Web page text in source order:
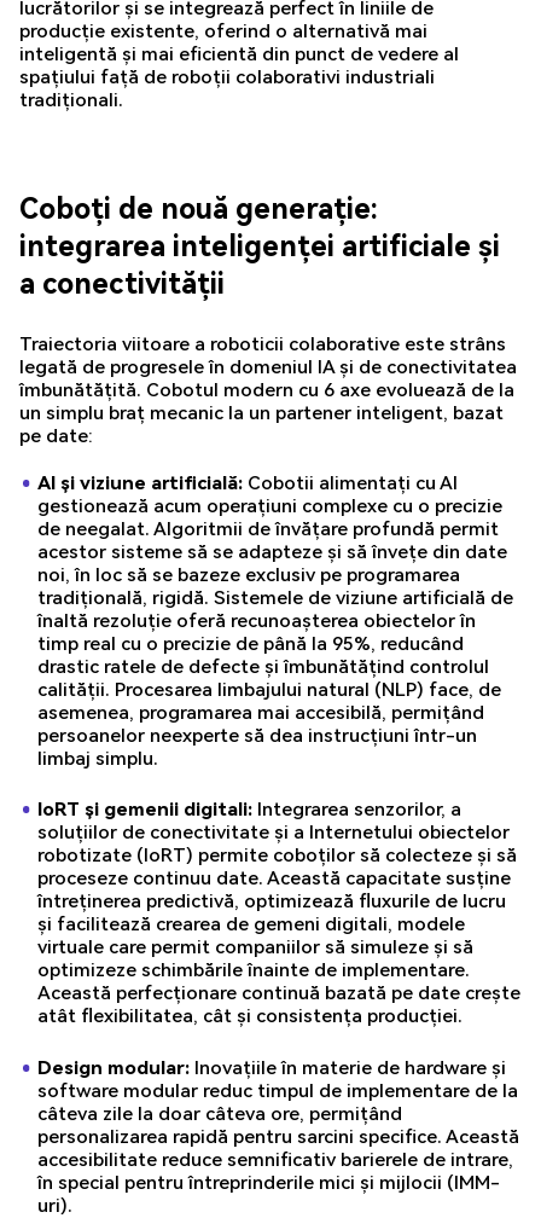
lucrătorilor și se integrează perfect în liniile de
producție existente, oferind o alternativă mai
inteligentă și mai eficientă din punct de vedere al
spațiului față de roboții colaborativi industriali
tradiționali.
Coboți de nouă generație:
integrarea inteligenței artificiale și
a conectivității
Traiectoria viitoare a roboticii colaborative este strâns
legată de progresele în domeniul IA și de conectivitatea
îmbunătățită. Cobotul modern cu 6 axe evoluează de la
un simplu braț mecanic la un partener inteligent, bazat
pe date:
AI și viziune artificială: Cobotii alimentați cu AI
gestionează acum operațiuni complexe cu o precizie
de neegalat. Algoritmii de învățare profundă permit
acestor sisteme să se adapteze și să învețe din date
noi, în loc să se bazeze exclusiv pe programarea
tradițională, rigidă. Sistemele de viziune artificială de
înaltă rezoluție oferă recunoașterea obiectelor în
timp real cu o precizie de până la 95%, reducând
drastic ratele de defecte și îmbunătățind controlul
calității. Procesarea limbajului natural (NLP) face, de
asemenea, programarea mai accesibilă, permițând
persoanelor neexperte să dea instrucțiuni într-un
limbaj simplu.
IoRT și gemenii digitali: Integrarea senzorilor, a
soluțiilor de conectivitate și a Internetului obiectelor
robotizate (IoRT) permite coboților să colecteze și să
proceseze continuu date. Această capacitate susține
întreținerea predictivă, optimizează fluxurile de lucru
și facilitează crearea de gemeni digitali, modele
virtuale care permit companiilor să simuleze și să
optimizeze schimbările înainte de implementare.
Această perfecționare continuă bazată pe date crește
atât flexibilitatea, cât și consistența producției.
Design modular: Inovațiile în materie de hardware și
software modular reduc timpul de implementare de la
câteva zile la doar câteva ore, permițând
personalizarea rapidă pentru sarcini specifice. Această
accesibilitate reduce semnificativ barierele de intrare,
în special pentru întreprinderile mici și mijlocii (IMM-
uri).